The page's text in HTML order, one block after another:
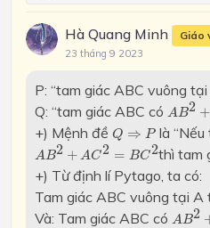
Hà Quang Minh Giáo
23 tháng 9 2023
P: “tam giác ABC vuông tại
Q: “tam giác ABC có AB2 +
AB 2+
+) Mệnh đề Q ⇒ P
Q⇒ P là
AB2 + AC2 = BC2
AB2+A C 2= BC 2
thì tam
+) Từ định lí Pytago, ta có:
Tam giác ABC vuông tại A
Và: Tam giác ABC có AB2
AB 2+